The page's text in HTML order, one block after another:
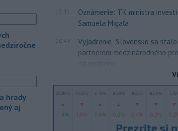
roku vo
hrady
aj
12:11
Oznámenie: TK ministra
Samuela Migaľa
10:43
Vyjadrenie: Slovensko sa stalo
partnerom medzinárodného
na podporu...